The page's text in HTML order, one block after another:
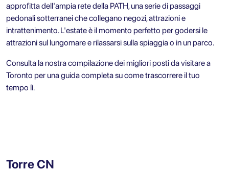
approfitta dell'ampia rete della PATH, una serie di passaggi
pedonali sotterranei che collegano negozi, attrazioni e
intrattenimento. L'estate è il momento perfetto per godersi le
attrazioni sul lungomare e rilassarsi sulla spiaggia o in un parco.
Consulta la nostra compilazione dei migliori posti da visitare a
Toronto per una guida completa su come trascorrere il tuo
tempo lì.
Torre CN